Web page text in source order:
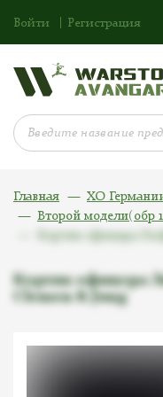
Войти Регистрация
Главная ХО
Второй модели(обр
Кортик офицера
Clemen & Jung